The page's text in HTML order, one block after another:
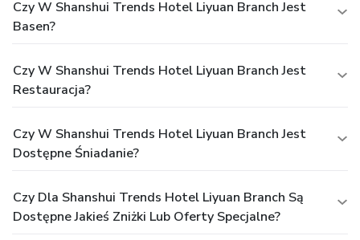
Czy W Shanshui Trends Hotel Liyuan Branch Jest
Basen?
Czy W Shanshui Trends Hotel Liyuan Branch Jest
Restauracja?
Czy W Shanshui Trends Hotel Liyuan Branch Jest
Dostępne Śniadanie?
Czy Dla Shanshui Trends Hotel Liyuan Branch Są
Dostępne Jakieś Zniżki Lub Oferty Specjalne?